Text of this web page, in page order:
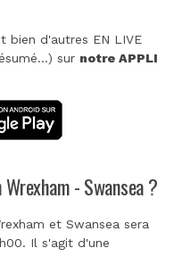
d'autres EN LIVE
sur notre APPLI
- Swansea ?
et Swansea sera
Il s'agit d'une